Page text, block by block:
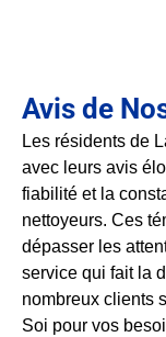
Avis de
Les résidents de
avec leurs avis
fiabilité et la
nettoyeurs. Ces
dépasser les
service qui fait la
nombreux clients
Soi pour vos